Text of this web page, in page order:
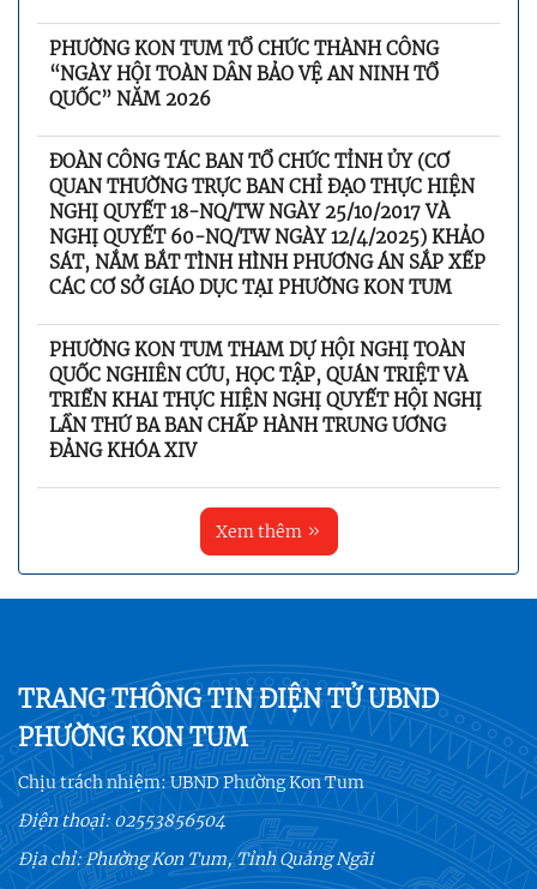
PHƯỜNG KON TUM TỔ CHỨC THÀNH CÔNG
“NGÀY HỘI TOÀN DÂN BẢO VỆ AN NINH TỔ
QUỐC” NĂM 2026
ĐOÀN CÔNG TÁC BAN TỔ CHỨC TỈNH ỦY (CƠ
QUAN THƯỜNG TRỰC BAN CHỈ ĐẠO THỰC HIỆN
NGHỊ QUYẾT 18-NQ/TW NGÀY 25/10/2017 VÀ
NGHỊ QUYẾT 60-NQ/TW NGÀY 12/4/2025) KHẢO
SÁT, NẮM BẮT TÌNH HÌNH PHƯƠNG ÁN SẮP XẾP
CÁC CƠ SỞ GIÁO DỤC TẠI PHƯỜNG KON TUM
PHƯỜNG KON TUM THAM DỰ HỘI NGHỊ TOÀN
QUỐC NGHIÊN CỨU, HỌC TẬP, QUÁN TRIỆT VÀ
TRIỂN KHAI THỰC HIỆN NGHỊ QUYẾT HỘI NGHỊ
LẦN THỨ BA BAN CHẤP HÀNH TRUNG ƯƠNG
ĐẢNG KHÓA XIV
Xem thêm
TRANG THÔNG TIN ĐIỆN TỬ UBND
PHƯỜNG KON TUM
Chịu trách nhiệm:UBND Phường Kon Tum
Điện thoại:02553856504
Địa chỉ: Phường Kon Tum, Tỉnh Quảng Ngãi